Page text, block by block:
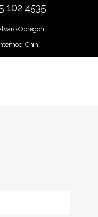
102 4535
Obregon,
Chih.